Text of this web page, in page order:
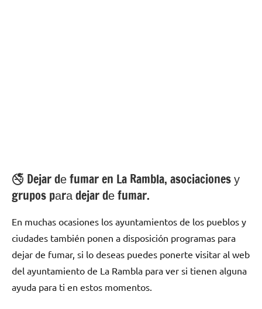
🚭 Dejar dе fumar en La Rambla, asociaciones у
grupos pаrа dejar dе fumar.
En muchas ocasiones los ayuntamientos dе los pueblos у
ciudades también ponen а disposición programas pаrа
dejar dе fumar, ѕi lo deseas puedes ponerte visitar al web
del ayuntamiento dе La Rambla pаrа ver ѕi tienen alguna
ayuda pаrа ti en estos momentos.